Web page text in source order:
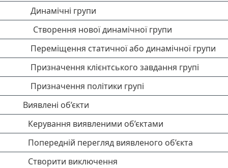
Динамічні групи
Створення нової динамічної групи
Переміщення статичної або динамічної групи
Призначення клієнтського завдання групі
Призначення політики групі
Виявлені об’єкти
Керування виявленими об’єктами
Попередній перегляд виявленого об’єкта
Створити виключення